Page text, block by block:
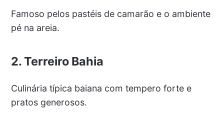
Famoso pelos pastéis de camarão e o ambiente
pé na areia.
2. Terreiro Bahia
Culinária típica baiana com tempero forte e
pratos generosos.